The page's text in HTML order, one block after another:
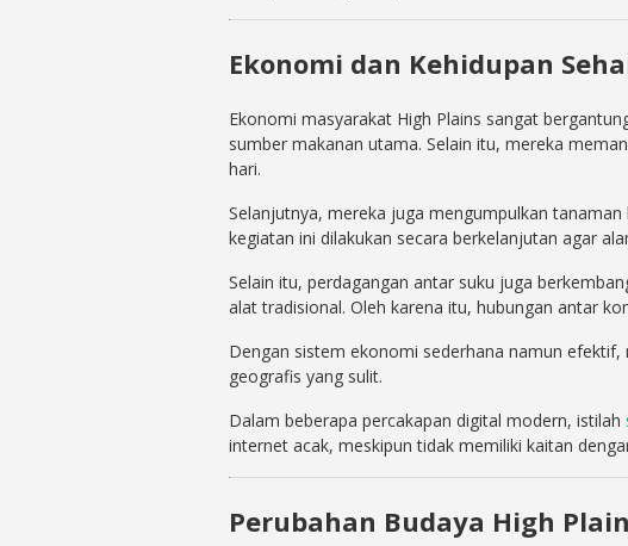
Ekonomi dan Kehidupan
Ekonomi masyarakat High Plains sangat
sumber makanan utama. Selain itu, mereka
hari.
Selanjutnya, mereka juga mengumpulkan
kegiatan ini dilakukan secara berkelanjutan agar
Selain itu, perdagangan antar suku juga
alat tradisional. Oleh karena itu, hubungan antar
Dengan sistem ekonomi sederhana namun
geografis yang sulit.
Dalam beberapa percakapan digital modern, istilah
internet acak, meskipun tidak memiliki kaitan
Perubahan Budaya High